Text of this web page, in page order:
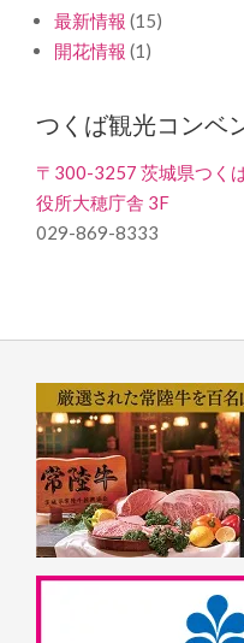
最新情報 (15)
開花情報 (1)
つくば観光コンベ
〒300-3257 茨城県つく
役所大穂庁舎 3F
029-869-8333